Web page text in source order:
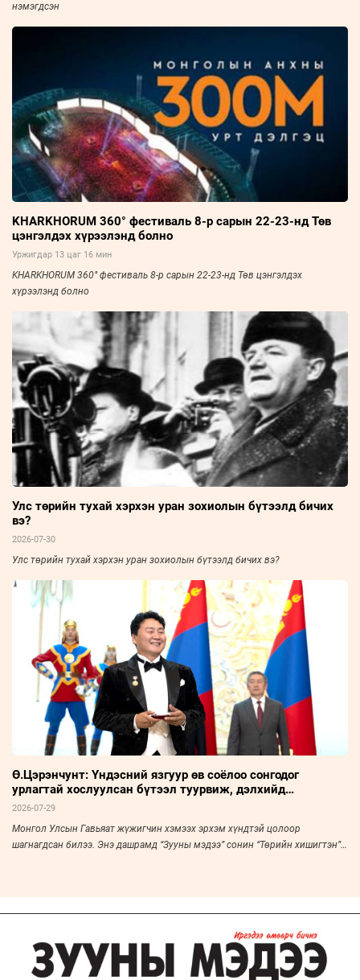
нэмэгдсэн
KHARKHORUM 360° фестиваль 8-р сарын 22-23-нд Төв
цэнгэлдэх хүрээлэнд болно
Уржигдар 13 цаг 16 мин
KHARKHORUM 360° фестиваль 8-р сарын 22-23-нд Төв цэнгэлдэх
хүрээлэнд болно
Улс төрийн тухай хэрхэн уран зохиолын бүтээлд бичих
вэ?
2026-07-30
Улс төрийн тухай хэрхэн уран зохиолын бүтээлд бичих вэ?
Ө.Цэрэнчунт: Үндэсний язгуур өв соёлоо сонгодог
урлагтай хослуулсан бүтээл туурвиж, дэлхийд
таниулахыг зорьж байна
2026-07-29
Монгол Улсын Гавьяат жүжигчин хэмээх эрхэм хүндтэй цолоор
шагнагдсан билээ. Энэ дашрамд “Зууны мэдээ” сонин “Төрийн хишигтэн”